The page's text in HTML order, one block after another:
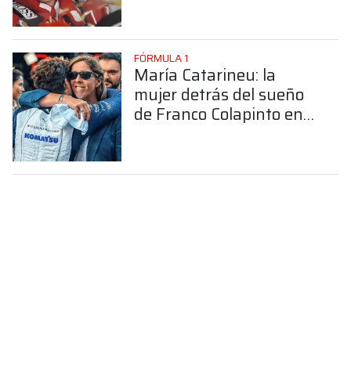
FÓRMULA 1
María Catarineu: la
mujer detrás del sueño
de Franco Colapinto en